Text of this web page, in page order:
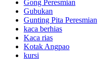
Gong Peresmian
Gubukan
Gunting Pita Peresmian
kaca berhias
Kaca rias
Kotak Angpao
kursi